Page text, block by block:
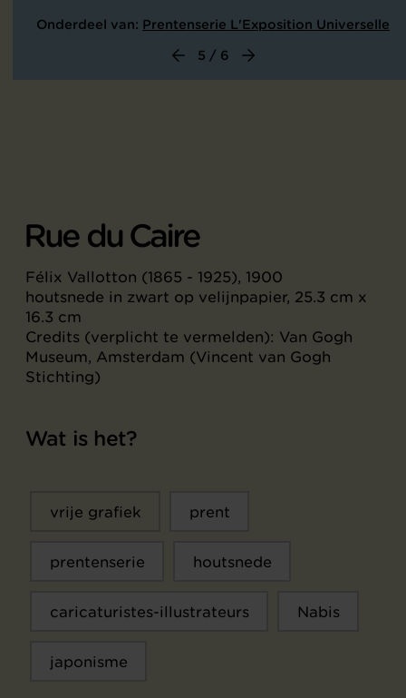
Onderdeel van: Prentenserie L'Exposition Universelle
5 / 6
Rue du Caire
Félix Vallotton (1865 - 1925), 1900
houtsnede in zwart op velijnpapier, 25.3 cm x
16.3 cm
Credits (verplicht te vermelden): Van Gogh
Museum, Amsterdam (Vincent van Gogh
Stichting)
Wat is het?
vrije grafiek prent
prentenserie houtsnede
caricaturistes-illustrateurs Nabis
japonisme